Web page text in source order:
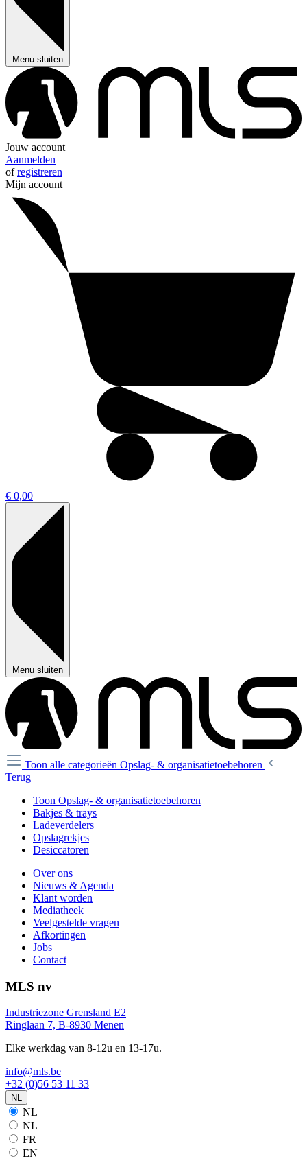
Menu sluiten
Jouw account
Aanmelden
ofregistreren
Mijn account
€ 0,00
Menu sluiten
Toon alle categorieën Opslag- & organisatietoebehoren
Terug
Toon Opslag- & organisatietoebehoren
Bakjes & trays
Ladeverdelers
Opslagrekjes
Desiccatoren
Over ons
Nieuws & Agenda
Klant worden
Mediatheek
Veelgestelde vragen
Afkortingen
Jobs
Contact
MLS nv
Industriezone Grensland E2
Ringlaan 7, B-8930 Menen
Elke werkdag van 8-12u en 13-17u.
info@mls.be
+32 (0)56 53 11 33
NL
NL
NL
FR
EN